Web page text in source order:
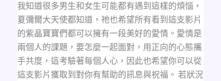
我知道很多男生和女生可能都有遇到這樣的煩惱，
夏彌爾大天使都知道，祂也希望所有看到這支影片
的紫晶寶寶們都可以擁有一段美好的愛情。愛情是
兩個人的課題，要怎麼一起面對，用正向的心態攜
手共度，這考驗著每個人心，因此也希望你可以從
這支影片獲取到對你有幫助的訊息與祝福。 若狀況
建
議？
速
配
指
數？
3
個
月
內
交
往